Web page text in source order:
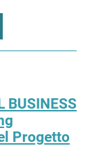
BUSINESS
Progetto